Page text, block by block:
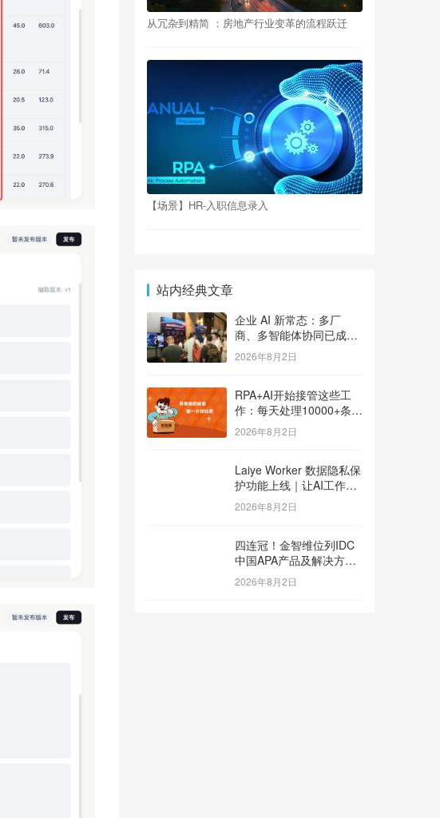
从冗杂到精简 ：房地产行业变革的流程跃迁
【场景】HR-入职信息录入
站内经典文章
企业 AI 新常态：多厂
商、多智能体协同已成大
势
2026年8月2日
RPA+AI开始接管这些工
作：每天处理10000+条用
户反馈，把差评变成订单
2026年8月2日
Laiye Worker 数据隐私保
护功能上线｜让AI工作流
兼顾效率与数据安全
2026年8月2日
四连冠！金智维位列IDC
中国APA产品及解决方案
市场份额第一
2026年8月2日